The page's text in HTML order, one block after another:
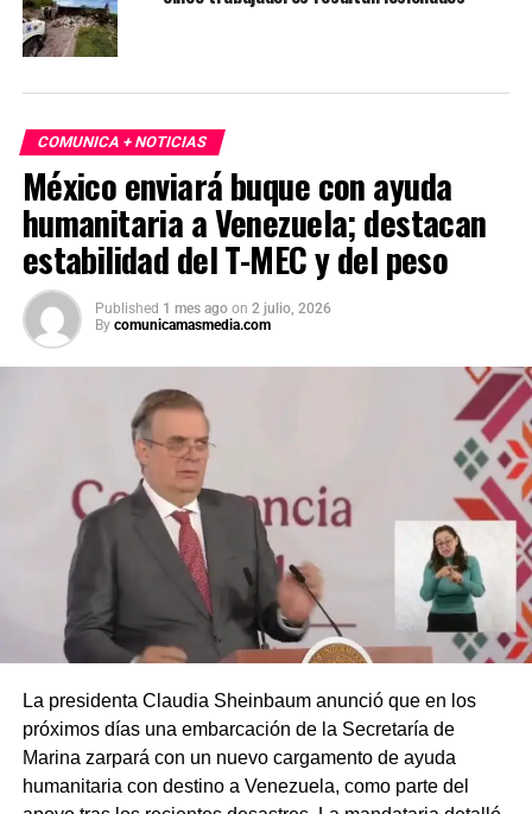
COMUNICA + NOTICIAS
México enviará buque con ayuda
humanitaria a Venezuela; destacan
estabilidad del T-MEC y del peso
Published 1 mes ago on 2 julio, 2026
By comunicamasmedia.com
La presidenta Claudia Sheinbaum anunció que en los
próximos días una embarcación de la Secretaría de
Marina zarpará con un nuevo cargamento de ayuda
humanitaria con destino a Venezuela, como parte del